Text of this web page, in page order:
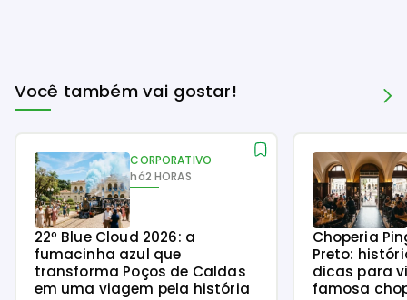
Você também vai gostar!
CORPORATIVO
há2 HORAS
22º Blue Cloud 2026: a
fumacinha azul que
transforma Poços de Caldas
em uma viagem pela história
Choperia
Preto:
dicas para
famosa